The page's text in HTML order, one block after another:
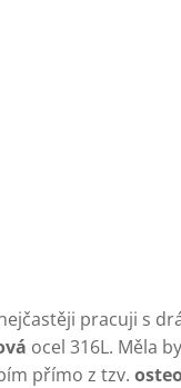
pracuji s
ocel 316L. Měla
přímo z tzv.